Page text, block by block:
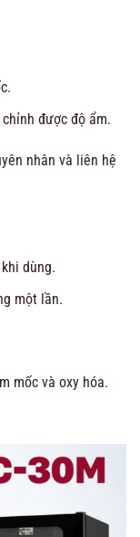
được độ ẩm.
nhân và liên hệ
dùng.
một lần.
mốc và oxy hóa.